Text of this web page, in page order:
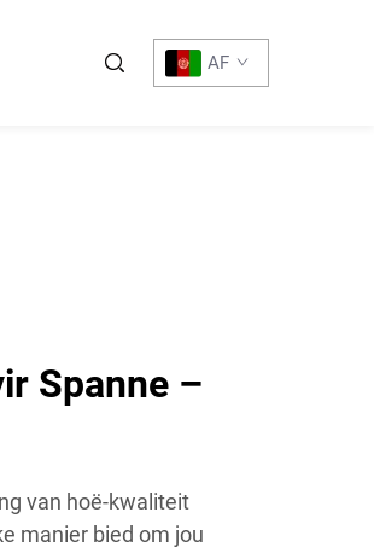
AF
Spanne –
van hoë-kwaliteit
manier bied om jou